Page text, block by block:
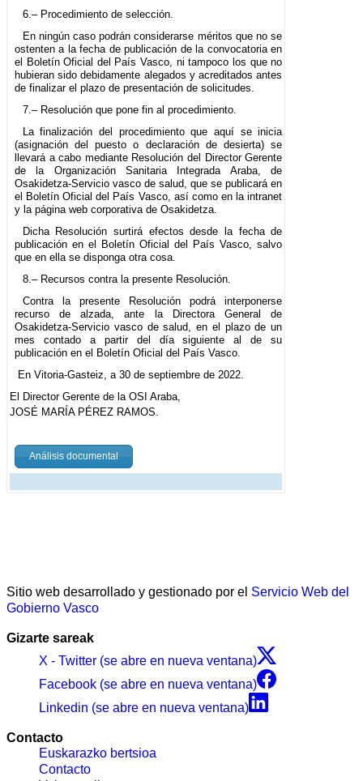
6.– Procedimiento de selección.
En ningún caso podrán considerarse méritos que no se
ostenten a la fecha de publicación de la convocatoria en
el Boletín Oficial del País Vasco, ni tampoco los que no
hubieran sido debidamente alegados y acreditados antes
de finalizar el plazo de presentación de solicitudes.
7.– Resolución que pone fin al procedimiento.
La finalización del procedimiento que aquí se inicia
(asignación del puesto o declaración de desierta) se
llevará a cabo mediante Resolución del Director Gerente
de la Organización Sanitaria Integrada Araba, de
Osakidetza-Servicio vasco de salud, que se publicará en
el Boletín Oficial del País Vasco, así como en la intranet
y la página web corporativa de Osakidetza.
Dicha Resolución surtirá efectos desde la fecha de
publicación en el Boletín Oficial del País Vasco, salvo
que en ella se disponga otra cosa.
8.– Recursos contra la presente Resolución.
Contra la presente Resolución podrá interponerse
recurso de alzada, ante la Directora General de
Osakidetza-Servicio vasco de salud, en el plazo de un
mes contado a partir del día siguiente al de su
publicación en el Boletín Oficial del País Vasco.
En Vitoria-Gasteiz, a 30 de septiembre de 2022.
El Director Gerente de la OSI Araba,
JOSÉ MARÍA PÉREZ RAMOS.
Análisis documental
Sitio web desarrollado y gestionado por el Servicio Web del
Gobierno Vasco
Gizarte sareak
X - Twitter (se abre en nueva ventana)
Facebook (se abre en nueva ventana)
Linkedin (se abre en nueva ventana)
Contacto
Euskarazko bertsioa
Contacto